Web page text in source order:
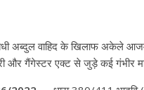
अब्दुल वाहिद के खिलाफ अकेले
और गैंगेस्टर एक्ट से जुड़े कई गंभीर